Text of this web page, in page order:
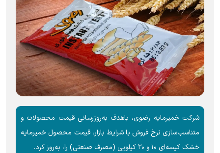
شرکت خمیرمایه رضوی، باهدف به‌روزرسانی قیمت محصولات و
متناسب‌سازی نرخ فروش با شرایط بازار، قیمت محصول خمیرمایه
خشک کیسه‌ای ۱۰ و ۲۰ کیلویی (مصرف صنعتی) را، به‌روز کرد.